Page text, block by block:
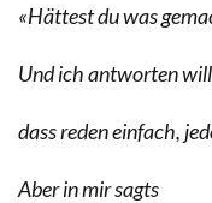
«Hättest du was
Und ich antworten
dass reden einfach,
Aber in mir sagts